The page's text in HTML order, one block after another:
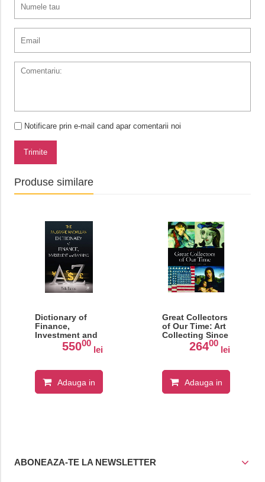
Notificare prin e-mail cand apar comentarii noi
Trimite
Produse similare
Dictionary of
Finance,
Investment and
Banking55000
lei
Adauga in
Great Collectors
of Our Time: Art
Collecting Since
26400
lei
Adauga in
ABONEAZA-TE LA NEWSLETTER